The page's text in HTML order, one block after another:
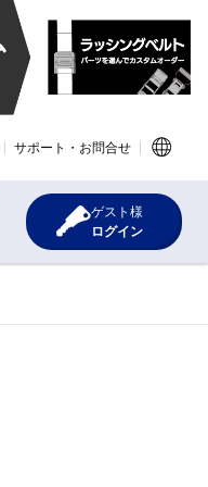
サポート・お問合せ
ゲスト様
ログイン